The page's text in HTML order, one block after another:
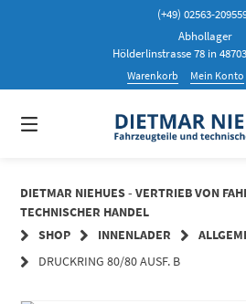
(+49) 02563-
Abhollager
Hölderlinstrasse 78 in
Warenkorb Mein Konto
DIETMAR NIEHUES - VERTRIEB VON
TECHNISCHER HANDEL
SHOP
INNENLADER
DRUCKRING 80/80 AUSF. B